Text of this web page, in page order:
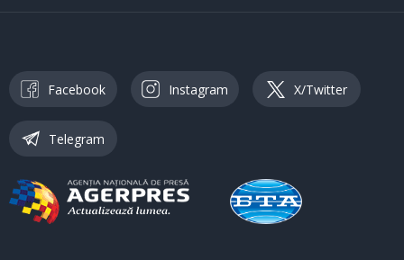
Facebook Instagram X/Twitter
Telegram